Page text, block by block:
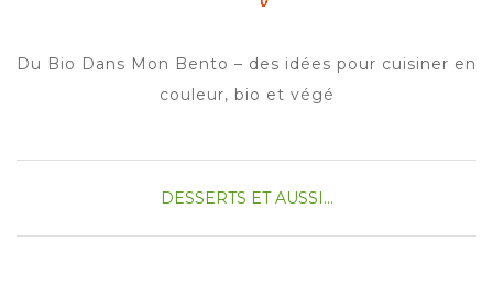
Du Bio Dans Mon Bento – des idées pour cuisiner en
couleur, bio et végé
DESSERTS ET AUSSI...